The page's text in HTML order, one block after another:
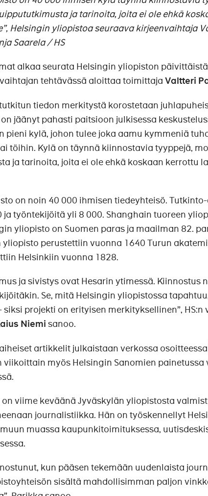
ja tarinoita, joita ei ole ehkä
”, Helsingin yliopistoa seuraava kirjeenvaihtaja
Saarela / HS
alkaa seurata Helsingin yliopiston
tehtävässä aloittaa toimittaja Valtteri
tiedon merkitystä korostetaan
jäänyt pahasti paitsioon julkisessa
pieni kylä, johon tulee joka aamu kymmeniä
töihin. Kylä on täynnä kiinnostavia tyyppejä,
ja tarinoita, joita ei ole ehkä koskaan kerrottu
on noin 40 000 ihmisen tiedeyhteisö.
ja työntekijöitä yli 8 000. Shanghain tuoreen
yliopisto on Suomen paras ja maailman 82.
yliopisto perustettiin vuonna 1640 Turun
Helsinkiin vuonna 1828.
ja sivistys ovat Hesarin ytimessä. Kiinnostus
Se, mitä Helsingin yliopistossa
siksi projekti on erityisen merkityksellinen”, HS:n
Niemi sanoo.
artikkelit julkaistaan verkossa osoitteessa
myös Helsingin Sanomien painetussa
viime keväänä Jyväskylän yliopistosta
journalistiikka. Hän on työskennellyt
muassa kaupunkitoimituksessa,
kun pääsen tekemään uudenlaista
sisältä mahdollisimman paljon